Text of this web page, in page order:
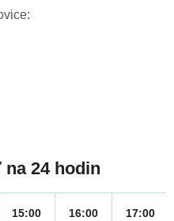
24 hodin
15:00 16:00 17:00